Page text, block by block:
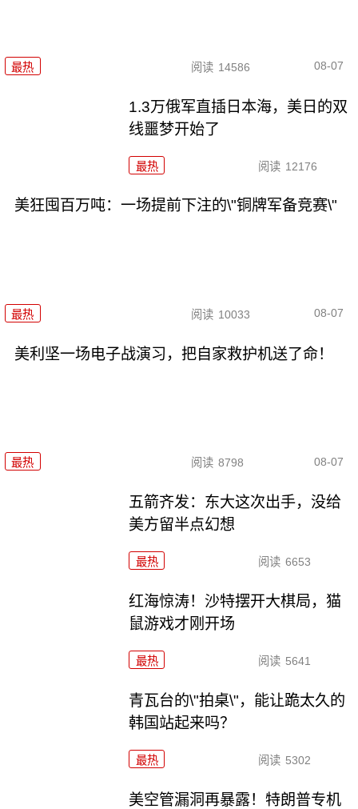
最热 阅读 14586 08-07
1.3万俄军直插日本海，美日的双
线噩梦开始了
最热 阅读 12176
美狂囤百万吨：一场提前下注的\"铜牌军备竞赛\"
最热 阅读 10033 08-07
美利坚一场电子战演习，把自家救护机送了命！
最热 阅读 8798 08-07
五箭齐发：东大这次出手，没给
美方留半点幻想
最热 阅读 6653
红海惊涛！沙特摆开大棋局，猫
鼠游戏才刚开场
最热 阅读 5641
青瓦台的\"拍桌\"，能让跪太久的
韩国站起来吗？
最热 阅读 5302
美空管漏洞再暴露！特朗普专机